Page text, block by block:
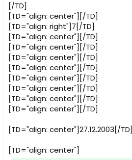
[/TD]
[TD="align: center"][/TD]
[TD="align: right"]7[/TD]
[TD="align: center"][/TD]
[TD="align: center"][/TD]
[TD="align: center"][/TD]
[TD="align: center"][/TD]
[TD="align: center"][/TD]
[TD="align: center"][/TD]
[TD="align: center"][/TD]
[TD="align: center"][/TD]
[TD="align: center"]27.12.2003[/TD]
[TD="align: center"]